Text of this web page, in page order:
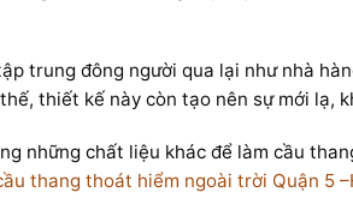
trung đông người qua lại như nhà
thiết kế này còn tạo nên sự mới lạ,
những chất liệu khác để làm cầu
thang thoát hiểm ngoài trời Quận 5